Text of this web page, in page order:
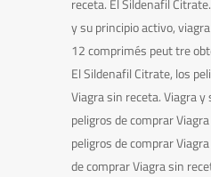
receta. El Sildenafil
y su principio activo,
12 comprimés peut tre
El Sildenafil Citrate, los
Viagra sin receta. Viagra
peligros de comprar
peligros de comprar
de comprar Viagra sin